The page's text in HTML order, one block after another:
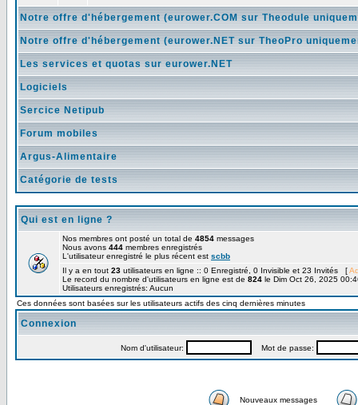
Notre offre d'hébergement (eurower.COM sur Theodule
Notre offre d'hébergement (eurower.NET sur TheoPro
Les services et quotas sur eurower.NET
Logiciels
Sercice Netipub
Forum mobiles
Argus-Alimentaire
Catégorie de tests
Qui est en ligne ?
Nos membres ont posté un total de 4854 messages
Nous avons 444 membres enregistrés
L'utilisateur enregistré le plus récent est scbb
Il y a en tout 23 utilisateurs en ligne :: 0 Enregistré, 0 Invisible et 23 Invités [
Le record du nombre d'utilisateurs en ligne est de 824 le Dim Oct 26, 2025
Utilisateurs enregistrés: Aucun
Ces données sont basées sur les utilisateurs actifs des cinq dernières minutes
Connexion
Nom d'utilisateur: Mot de passe:
Nouveaux messages